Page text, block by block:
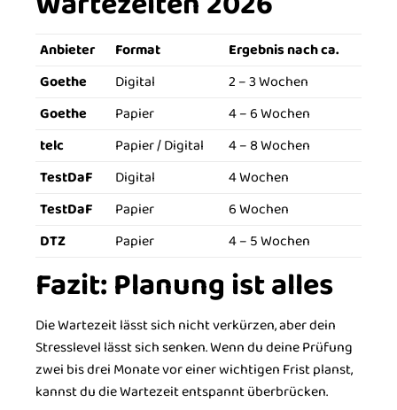
Anbieter Format
Ergebnis nach ca.
Goethe
Digital
2 – 3 Wochen
Goethe
Papier
4 – 6 Wochen
telc
Papier / Digital
4 – 8 Wochen
TestDaF
Digital
4 Wochen
TestDaF
Papier
6 Wochen
DTZ
Papier 4 – 5 Wochen
Fazit: Planung ist alles
Die Wartezeit lässt sich nicht verkürzen, aber dein
Stresslevel lässt sich senken. Wenn du deine Prüfung
zwei bis drei Monate vor einer wichtigen Frist planst,
kannst du die Wartezeit entspannt überbrücken.